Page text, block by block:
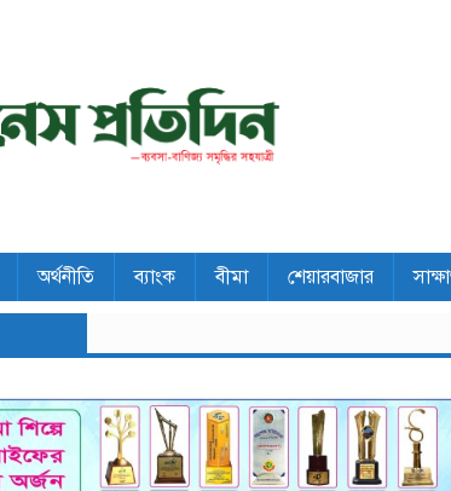
অর্থনীতি ব্যাংক বীমা শেয়ারবাজার